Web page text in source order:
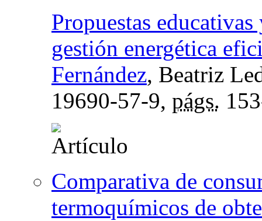
Propuestas
gestión energética
Fernández, Beatriz
19690-57-9, págs.
Comparativa de
termoquímicos de